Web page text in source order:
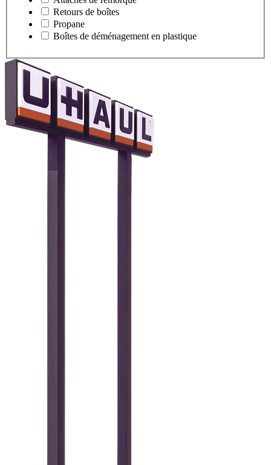
Retours de boîtes
Propane
Boîtes de déménagement en plastique